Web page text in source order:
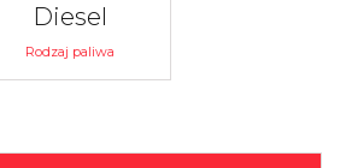
Diesel
Rodzaj paliwa